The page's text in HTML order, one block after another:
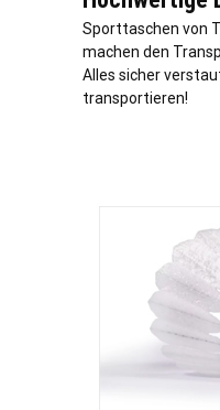
Sporttaschen von
machen den
Alles sicher
transportieren!